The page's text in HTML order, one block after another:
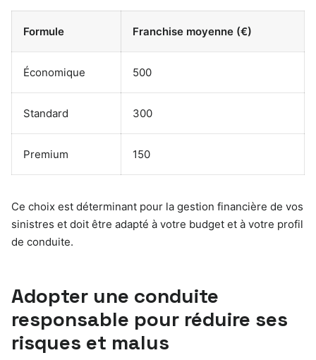
Formule Franchise moyenne (€)
Économique 500
Standard 300
Premium 150
Ce choix est déterminant pour la gestion financière de vos
sinistres et doit être adapté à votre budget et à votre profil
de conduite.
Adopter une conduite
responsable pour réduire ses
risques et malus